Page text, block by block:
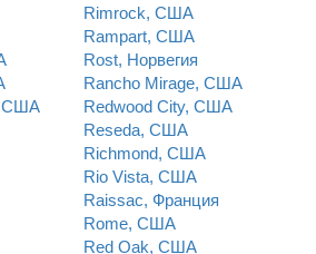
Rimrock, США
Rampart, США
Rost, Норвегия
Rancho Mirage, США
США
Redwood City, США
Reseda, США
Richmond, США
Rio Vista, США
Raissac, Франция
Rome, США
Red Oak, США